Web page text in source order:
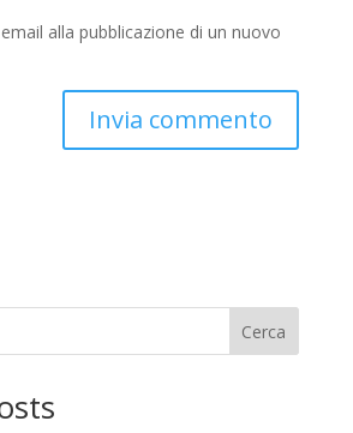
alla pubblicazione di un nuovo
Cerca